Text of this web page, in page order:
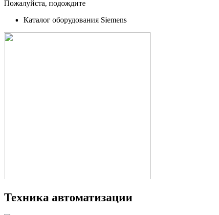
Пожалуйста, подождите
Каталог оборудования Siemens
Техника автоматизации